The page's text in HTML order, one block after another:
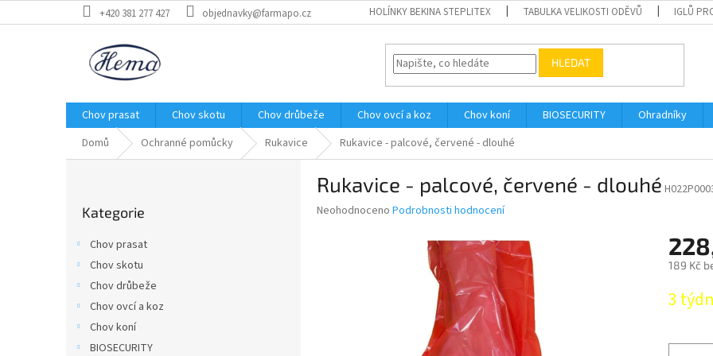
na
+420 381 277 427 objednavky@farmapo.cz HOLÍNKY BEKINA STEPLITEX TABULKA VELIKOSTI ODĚVŮ IGLŮ
HLEDAT
Chov prasat Chov skotu Chov drůbeže Chov ovcí a koz Chov koní BIOSECURITY Ohradníky
Domů
Ochranné pomůcky Rukavice Rukavice - palcové, červené - dlouhé
kategorie
Kategorie
Chov prasat
Chov skotu
Chov drůbeže
Chov ovcí a koz
Chov koní
BIOSECURITY
Rukavice - palcové, červené - dlouhé
Průměrné
Neohodnoceno Podrobnosti hodnocení
189 Kč
cena:
3